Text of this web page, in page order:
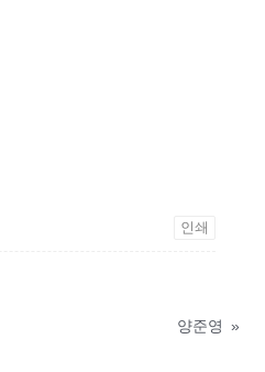
인쇄
양준영 »